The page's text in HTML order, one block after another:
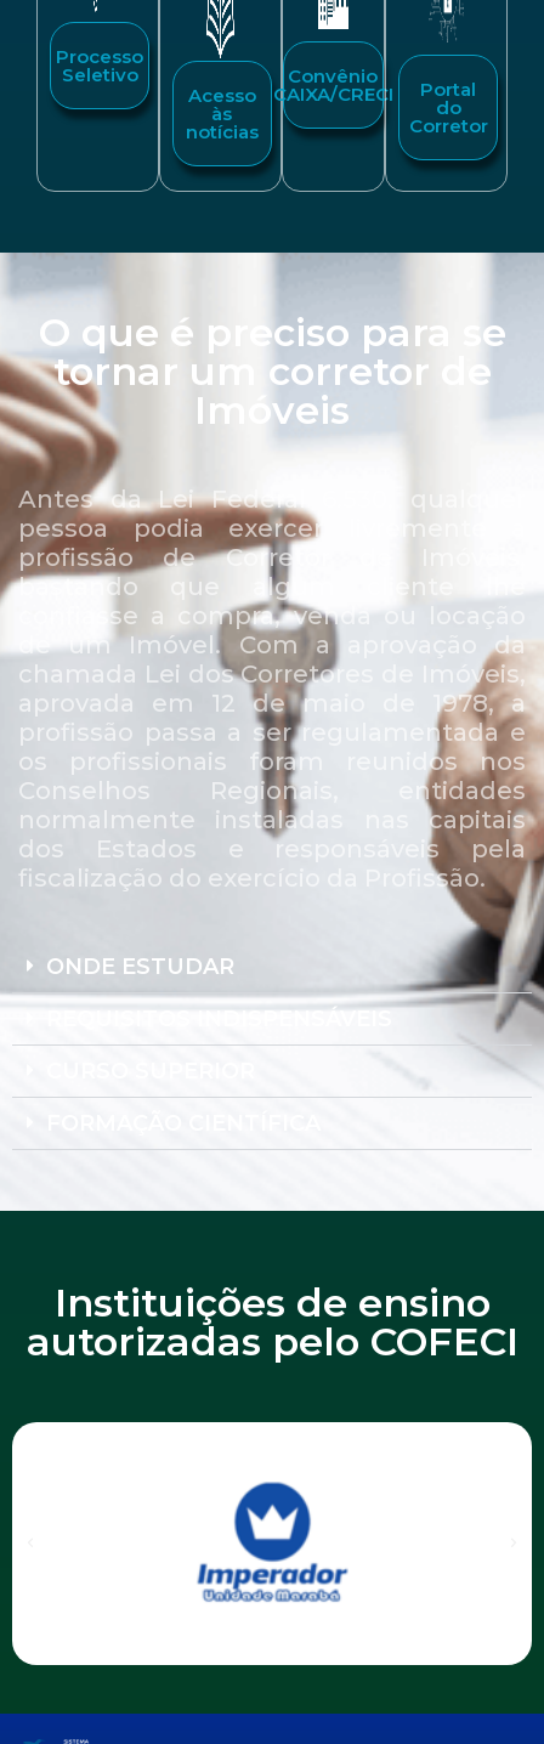
Processo
Seletivo
Acesso
às
notícias
Convênio
CAIXA/CRECI Portal
do
Corretor
O que é preciso para se
tornar um corretor de
Imóveis
Antes da Lei Federal 6.530, qualquer
pessoa podia exercer livremente a
profissão de Corretor de Imóveis,
bastando que algum cliente lhe
confiasse a compra, venda ou locação
de um Imóvel. Com a aprovação da
chamada Lei dos Corretores de Imóveis,
aprovada em 12 de maio de 1978, a
profissão passa a ser regulamentada e
os profissionais foram reunidos nos
Conselhos Regionais, entidades
normalmente instaladas nas capitais
dos Estados e responsáveis pela
fiscalização do exercício da Profissão.
ONDE ESTUDAR
REQUISITOS INDISPENSÁVEIS
Instituições de ensino
autorizadas pelo COFECI